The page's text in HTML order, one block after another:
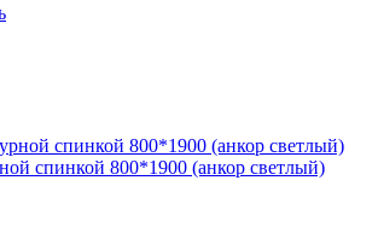
спинкой 800*1900 (анкор светлый)